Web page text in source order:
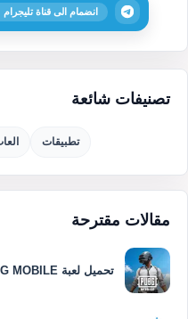
تصنيفات شائعة
تطبيقات
مقالات مقترحة
تحميل لعبة PUBG MOBILE اخر اصدار 2025
انضمام الى قناة تليجرام